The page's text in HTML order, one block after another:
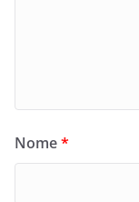
Nome*